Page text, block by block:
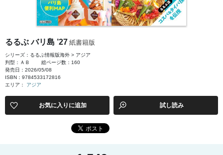
るるぶ バリ島 ’27 紙書籍版
シリーズ：るるぶ情報版海外 > アジア
判型：ＡＢ
総ページ数：160
発売日：2026/05/08
ISBN：9784533172816
エリア： アジア
お気に入りに追加 試し読み